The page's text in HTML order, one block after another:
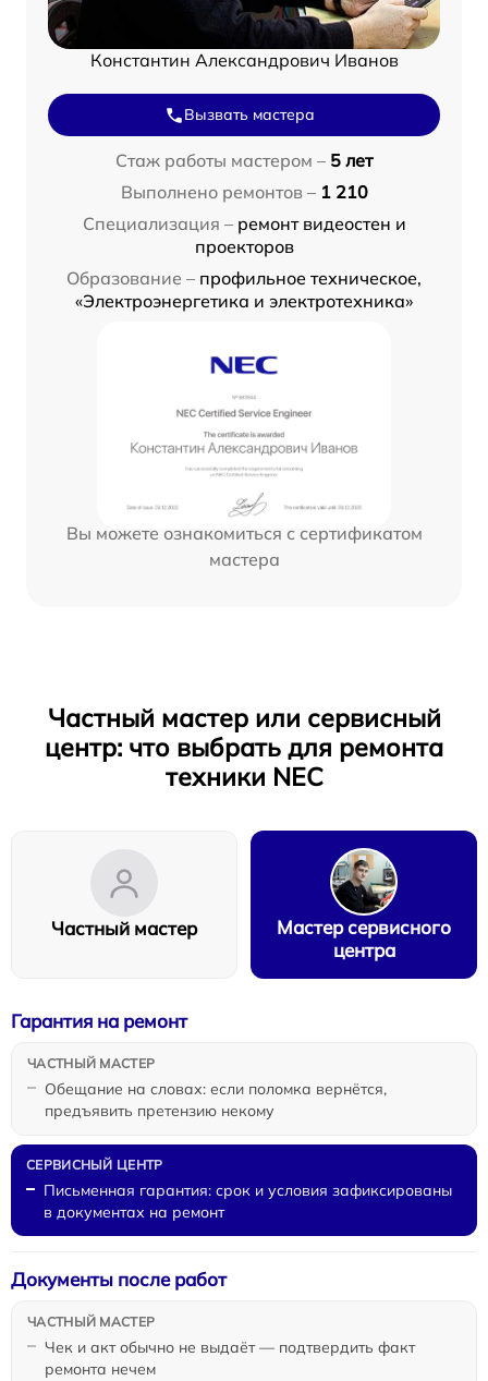
Константин Александрович Иванов
Вызвать мастера
Стаж работы мастером – 5 лет
Выполнено ремонтов – 1 210
Специализация – ремонт видеостен и
проекторов
Образование – профильное техническое,
«Электроэнергетика и электротехника»
Вы можете ознакомиться с сертификатом
мастера
Частный мастер или сервисный
центр: что выбрать для ремонта
техники NEC
Частный мастер
Мастер сервисного
центра
Обещание на словах: если поломка вернётся,
предъявить претензию некому
Гарантия на ремонт
Письменная гарантия: срок и условия зафиксированы
в документах на ремонт
Чек и акт обычно не выдаёт — подтвердить факт
ремонта нечем
Документы после работ